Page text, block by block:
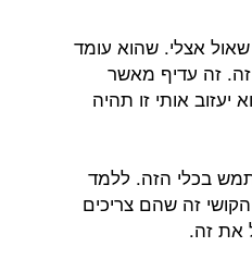
אצלי. שהוא עומד
זה עדיף מאשר
יעזוב אותי זו תהיה
בכלי הזה. ללמד
זה שהם צריכים
את זה.